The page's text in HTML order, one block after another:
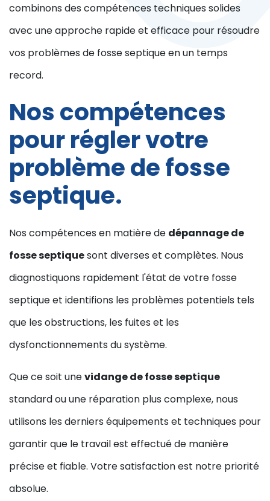
combinons des compétences techniques solides
avec une approche rapide et efficace pour résoudre
vos problèmes de fosse septique en un temps
record.
Nos compétences
pour régler votre
problème de fosse
septique.
Nos compétences en matière de dépannage de
fosse septiquesont diverses et complètes. Nous
diagnostiquons rapidement l'état de votre fosse
septique et identifions les problèmes potentiels tels
que les obstructions, les fuites et les
dysfonctionnements du système.
Que ce soit unevidange de fosse septique
standard ou une réparation plus complexe, nous
utilisons les derniers équipements et techniques pour
garantir que le travail est effectué de manière
précise et fiable. Votre satisfaction est notre priorité
absolue.